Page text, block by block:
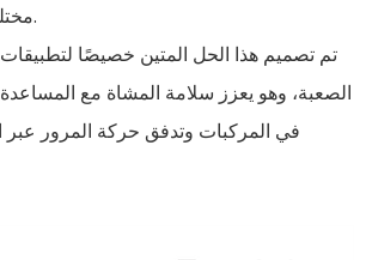
مختلف الظروف الجوية.
تم تصميم هذا الحل المتين خصيصًا لتطبيقات
الصعبة، وهو يعزز سلامة المشاة مع
في المركبات وتدفق حركة المرور عبر